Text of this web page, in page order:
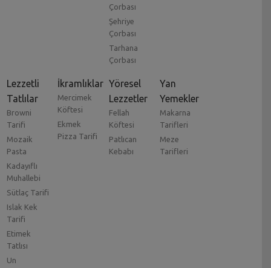
Çorbası
Şehriye
Çorbası
Tarhana
Çorbası
Lezzetli
Tatlılar
Browni
Tarifi
Mozaik
Pasta
Kadayıflı
Muhallebi
Sütlaç Tarifi
Islak Kek
Tarifi
Etimek
Tatlısı
Un
İkramlıklar
Mercimek
Köftesi
Ekmek
Pizza Tarifi
Yöresel
Lezzetler
Fellah
Köftesi
Patlıcan
Kebabı
Yan
Yemekler
Makarna
Tarifleri
Meze
Tarifleri